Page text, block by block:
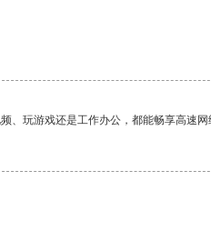
、玩游戏还是工作办公，都能畅享高速